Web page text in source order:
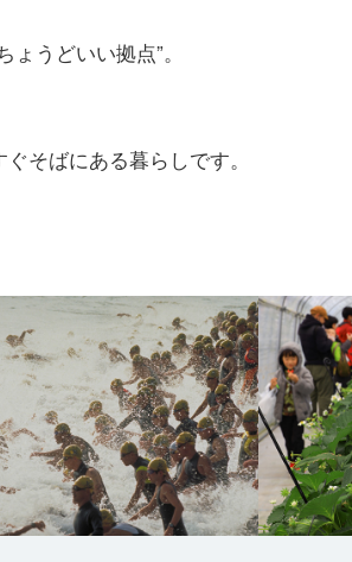
うどいい拠点”。
そばにある暮らしです。